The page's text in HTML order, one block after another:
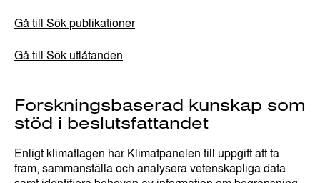
Gå till Sök publikationer
Gå till Sök utlåtanden
Forskningsbaserad kunskap som
stöd i beslutsfattandet
Enligt klimatlagen har Klimatpanelen till uppgift att ta
fram, sammanställa och analysera vetenskapliga data